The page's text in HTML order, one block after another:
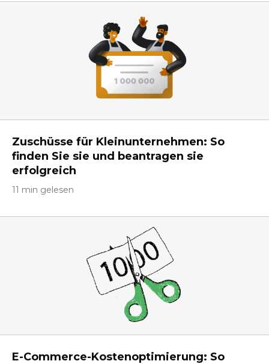
Zuschüsse für Kleinunternehmen: So
finden Sie sie und beantragen sie
erfolgreich
11 min gelesen
E-Commerce-Kostenoptimierung: So